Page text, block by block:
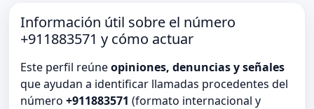
Información útil sobre el número
+911883571 y cómo actuar
Este perfil reúneopiniones, denuncias y señales
que ayudan a identificar llamadas procedentes del
número +911883571 (formato internacional y